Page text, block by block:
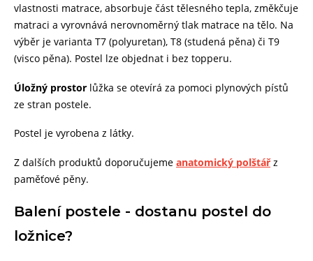
vlastnosti matrace, absorbuje část tělesného tepla, změkčuje
matraci a vyrovnává nerovnoměrný tlak matrace na tělo. Na
výběr je varianta T7 (polyuretan), T8 (studená pěna) či T9
(visco pěna). Postel lze objednat i bez topperu.
Úložný prostor lůžka se otevírá za pomoci plynových pístů
ze stran postele.
Postel je vyrobena z látky.
Z dalších produktů doporučujeme anatomický polštářz
paměťové pěny.
Balení postele - dostanu postel do
ložnice?